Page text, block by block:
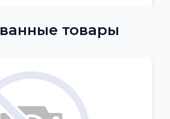
товары